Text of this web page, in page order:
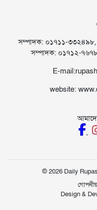
সম্পাদক: ০১৭১১-৩৩২৪৯৮,
সম্পাদক: ০১৭১২-
E-
website:
© 2026 Daily
Design &